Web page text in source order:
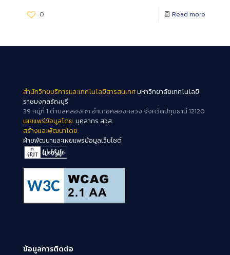
0 Read more
สำนักวิทยบริการและเทคโนโลยีสารสนเทศมหาวิทยาลัยเทคโนโลยี
ราชมงคลธัญบุรี
39 หมู่ที่ 1 ตำบลคลองหก อำเภอคลองหลวง จังหวัดปทุมธานี 12120
เผยแพร่ข้อมูลโดย.บุคลากร สวส.
สร้างและพัฒนาโดย.
ฝ่ายพัฒนาและเผยแพร่ข้อมูลเว็บไซต์
ข้อมูลการติดต่อ